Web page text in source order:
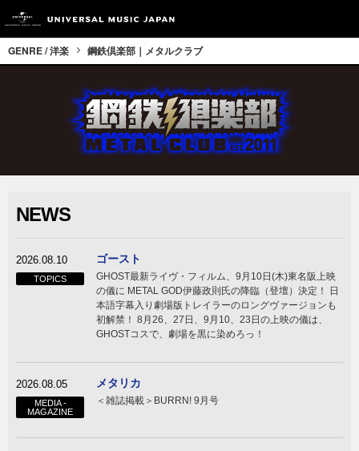
GENRE / 洋楽 鋼鉄倶楽部｜メタルクラブ
NEWS
2026.08.10
TOPICS
ゴースト
GHOST最新ライヴ・フィルム、9月10日(木)東名阪上映
の儀に METAL GOD伊藤政則氏の降臨（登壇）決定！ 日
本語字幕入り劇場版トレイラーのロングヴァージョンも
初解禁！ 8月26、27日、9月10、23日の上映の儀は、
GHOSTコスで、劇場を黒に染めろっ！
2026.08.05
MEDIA -
MAGAZINE
メタリカ
＜雑誌掲載＞BURRN! 9月号